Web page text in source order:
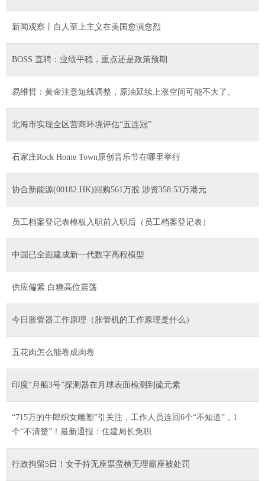
新闻观察丨白人至上主义在美国愈演愈烈
BOSS 直聘：业绩平稳，重点还是政策预期
易维哲：黄金注意短线调整，原油延续上涨空间可能不大了。
北海市实现全区营商环境评估“五连冠”
石家庄Rock Home Town原创音乐节在哪里举行
协合新能源(00182.HK)回购561万股 涉资358.53万港元
员工档案登记表模板入职前入职后（员工档案登记表）
中国已全面建成新一代数字高程模型
供应偏紧 白糖高位震荡
今日胀管器工作原理（胀管机的工作原理是什么）
五花肉怎么能卷成肉卷
印度“月船3号”探测器在月球表面检测到硫元素
“715万的牛郎织女雕塑”引关注，工作人员连回6个“不知道”，1
个“不清楚”！最新通报：住建局长免职
行政拘留5日！女子持无座票蛮横无理霸座被处罚